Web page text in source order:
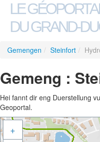
LE
DU GRAND-
Gemengen / Steinfort /
Gemeng :
Hei fannt dir eng Duerstellung
Geoportal.
+